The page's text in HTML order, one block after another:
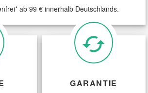
ab 99 € innerhalb Deutschlands.
GARANTIE